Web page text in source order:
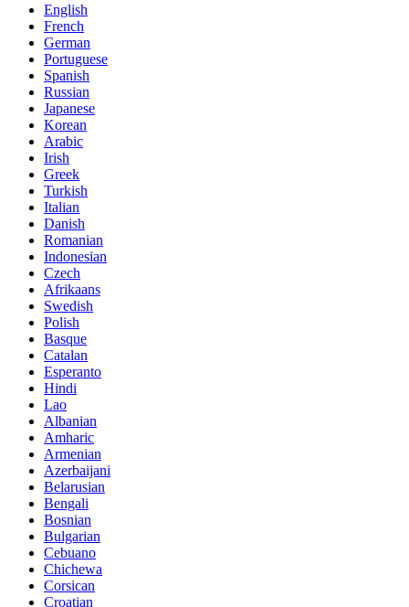
English
French
German
Portuguese
Spanish
Russian
Japanese
Korean
Arabic
Irish
Greek
Turkish
Italian
Danish
Romanian
Indonesian
Czech
Afrikaans
Swedish
Polish
Basque
Catalan
Esperanto
Hindi
Lao
Albanian
Amharic
Armenian
Azerbaijani
Belarusian
Bengali
Bosnian
Bulgarian
Cebuano
Chichewa
Corsican
Croatian